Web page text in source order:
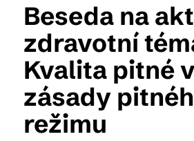
Kalendář akcí
Tradiční akce
Články
Beseda na
zdravotní
Kvalita pitné
zásady
režimu